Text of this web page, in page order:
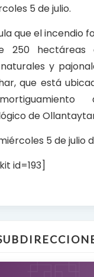
5 de julio.
que el incendio
250 hectáreas
y
que está
de
5 de julio
id=193]